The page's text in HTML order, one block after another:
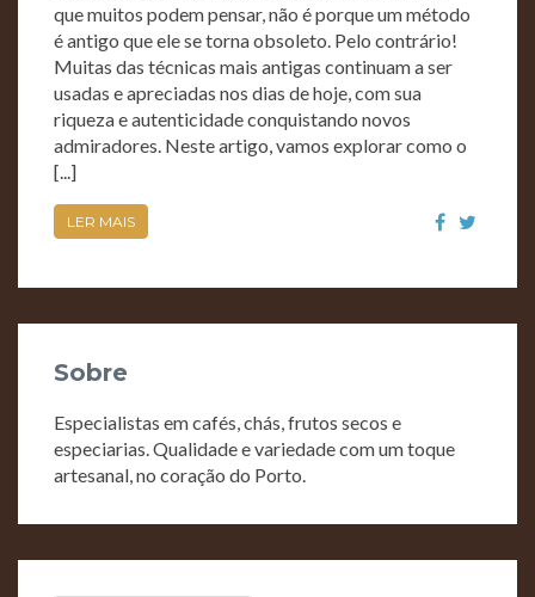
que muitos podem pensar, não é porque um método
é antigo que ele se torna obsoleto. Pelo contrário!
Muitas das técnicas mais antigas continuam a ser
usadas e apreciadas nos dias de hoje, com sua
riqueza e autenticidade conquistando novos
admiradores. Neste artigo, vamos explorar como o
[...]
LER MAIS
Sobre
Especialistas em cafés, chás, frutos secos e
especiarias. Qualidade e variedade com um toque
artesanal, no coração do Porto.